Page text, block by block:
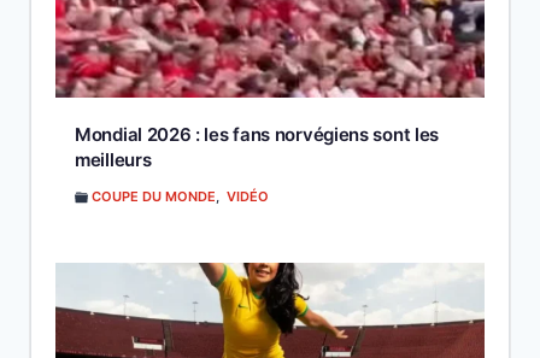
Mondial 2026 : les fans norvégiens sont les
meilleurs
COUPE DU MONDE, VIDÉO